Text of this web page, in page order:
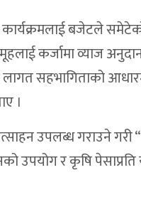
कार्यक्रमलाई बजेटले
कर्जामा व्याज
सहभागिताको
।
उपलब्ध गराउने
उपयोग र कृषि